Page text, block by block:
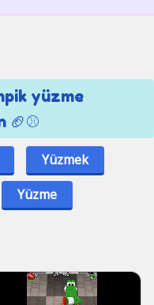
yüzme
🏈⚾
Yüzmek
Yüzme